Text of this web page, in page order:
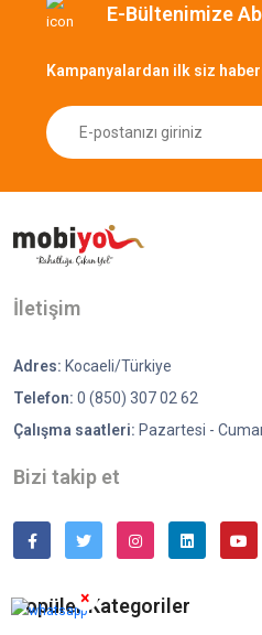
E-Bültenimize
Kampanyalardan ilk siz
İletişim
Adres: Kocaeli/Türkiye
Telefon: 0 (850) 307 02 62
Çalışma saatleri: Pazartesi -
Bizi takip et
Popüler Kategoriler
×